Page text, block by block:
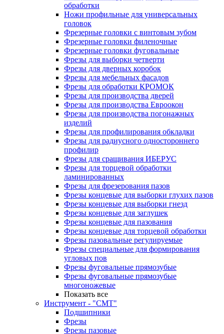
обработки
Ножи профильные для универсальных
головок
Фрезерные головки с винтовым зубом
Фрезерные головки филеночные
Фрезерные головки фуговальные
Фрезы для выборки четверти
Фрезы для дверных коробок
Фрезы для мебельных фасадов
Фрезы для обработки КРОМОК
Фрезы для производства дверей
Фрезы для производства Евроокон
Фрезы для производства погонажных
изделий
Фрезы для профилирования обкладки
Фрезы для радиусного одностороннего
профилир
Фрезы для сращивания ИБЕРУС
Фрезы для торцевой обработки
ламинированных
Фрезы для фрезерования пазов
Фрезы концевые для выборки глухих пазов
Фрезы концевые для выборки гнезд
Фрезы концевые для заглушек
Фрезы концевые для пазования
Фрезы концевые для торцевой обработки
Фрезы пазовальные регулируемые
Фрезы специальные для формирования
угловых пов
Фрезы фуговальные прямозубые
Фрезы фуговальные прямозубые
многоножевые
Показать все
Инструмент - "СМТ"
Подшипники
Фрезы
Фрезы пазовые